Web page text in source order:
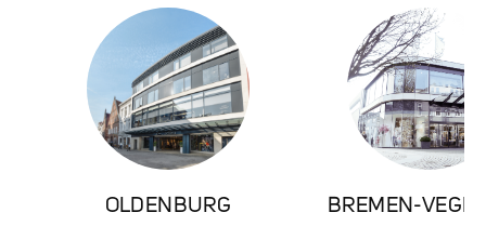
OLDENBURG BREMEN-